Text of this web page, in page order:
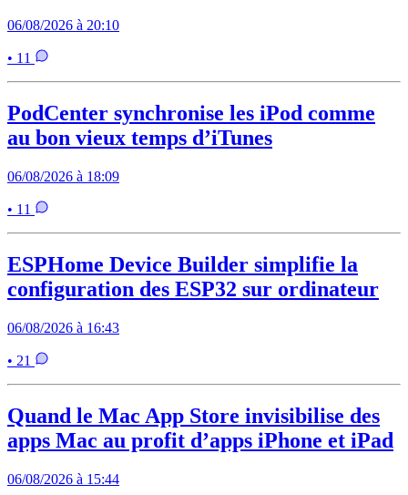
06/08/2026 à 20:10
• 11
PodCenter synchronise les iPod comme
au bon vieux temps d’iTunes
06/08/2026 à 18:09
• 11
ESPHome Device Builder simplifie la
configuration des ESP32 sur ordinateur
06/08/2026 à 16:43
• 21
Quand le Mac App Store invisibilise des
apps Mac au profit d’apps iPhone et iPad
06/08/2026 à 15:44